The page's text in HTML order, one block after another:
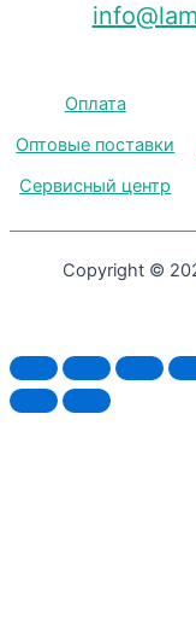
Оплата
Оптовые поставки
Сервисный центр
Copyright ©